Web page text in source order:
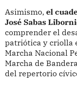
Asimismo, el
José Sabas
comprender el
patriótica y criolla
Marcha Nacional
Marcha de
del repertorio